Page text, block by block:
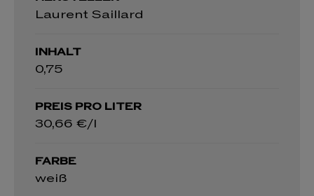
Laurent Saillard
INHALT
0,75
PREIS PRO LITER
30,66 €/l
FARBE
weiß